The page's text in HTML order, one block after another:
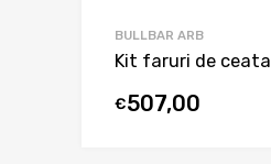
BULLBAR ARB
Kit faruri de ceata
€507,00